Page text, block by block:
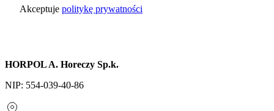
Akceptuje politykę prywatności
HORPOL A. Horeczy Sp.k.
NIP: 554-039-40-86